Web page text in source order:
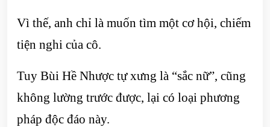
Vì thế, anh chỉ là muốn tìm một cơ hội, chiếm
tiện nghi của cô.
Tuy Bùi Hề Nhược tự xưng là “sắc nữ”, cũng
không lường trước được, lại có loại phương
pháp độc đáo này.